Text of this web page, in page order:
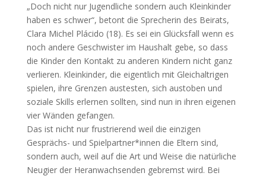
„Doch nicht nur Jugendliche sondern auch Kleinkinder
haben es schwer“, betont die Sprecherin des Beirats,
Clara Michel Plácido (18). Es sei ein Glücksfall wenn es
noch andere Geschwister im Haushalt gebe, so dass
die Kinder den Kontakt zu anderen Kindern nicht ganz
verlieren. Kleinkinder, die eigentlich mit Gleichaltrigen
spielen, ihre Grenzen austesten, sich austoben und
soziale Skills erlernen sollten, sind nun in ihren eigenen
vier Wänden gefangen.
Das ist nicht nur frustrierend weil die einzigen
Gesprächs- und Spielpartner*innen die Eltern sind,
sondern auch, weil auf die Art und Weise die natürliche
Neugier der Heranwachsenden gebremst wird. Bei